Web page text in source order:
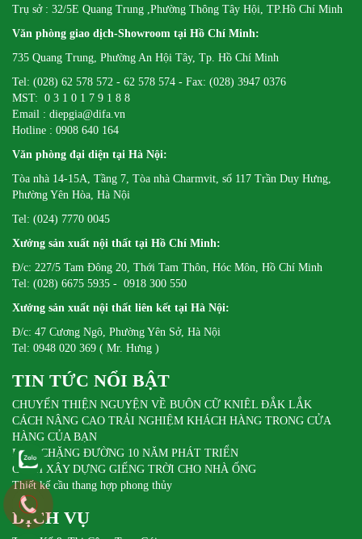
Trụ sở : 32/5E Quang Trung ,Phường Thông Tây Hội, TP.Hồ Chí Minh
Văn phòng giao dịch-Showroom tại Hồ Chí Minh:
735 Quang Trung, Phường An Hội Tây, Tp. Hồ Chí Minh
Tel: (028) 62 578 572 - 62 578 574 - Fax: (028) 3947 0376
MST: 0 3 1 0 1 7 9 1 8 8
Email : diepgia@difa.vn
Hotline : 0908 640 164
Văn phòng đại diện tại Hà Nội:
Tòa nhà 14-15A, Tầng 7, Tòa nhà Charmvit, số 117 Trần Duy Hưng,
Phường Yên Hòa, Hà Nội
Tel: (024) 7770 0045
Xưởng sản xuất nội thất tại Hồ Chí Minh:
Đ/c: 227/5 Tam Đông 20, Thới Tam Thôn, Hóc Môn, Hồ Chí Minh
Tel: (028) 6675 5935 - 0918 300 550
Xưởng sản xuất nội thất liên kết tại Hà Nội:
Đ/c: 47 Cương Ngô, Phường Yên Sở, Hà Nội
Tel: 0948 020 369 ( Mr. Hưng )
TIN TỨC NỔI BẬT
CHUYẾN THIỆN NGUYỆN VỀ BUÔN CỮ KNIÊL ĐẮK LẮK
CÁCH NÂNG CAO TRẢI NGHIỆM KHÁCH HÀNG TRONG CỬA
HÀNG CỦA BẠN
DIFA CHẶNG ĐƯỜNG 10 NĂM PHÁT TRIỂN
CÁCH XÂY DỰNG GIẾNG TRỜI CHO NHÀ ỐNG
Thiết kế cầu thang hợp phong thủy
DỊCH VỤ